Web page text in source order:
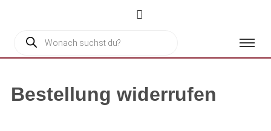
Bestellung widerrufen